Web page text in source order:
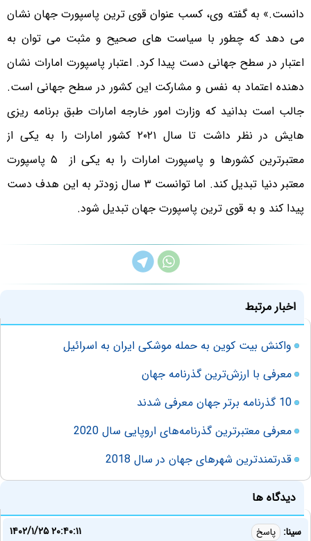
دانست.» به گفته وی، کسب عنوان قوی ترین پاسپورت جهان نشان
می دهد که چطور با سیاست های صحیح و مثبت می توان به
اعتبار در سطح جهانی دست پیدا کرد. اعتبار پاسپورت امارات نشان
دهنده اعتماد به نفس و مشارکت این کشور در سطح جهانی است.
جالب است بدانید که وزارت امور خارجه امارات طبق برنامه ریزی
هایش در نظر داشت تا سال ۲۰۲۱ کشور امارات را به یکی از
معتبرترین کشورها و پاسپورت امارات را به یکی از ۵ پاسپورت
معتبر دنیا تبدیل کند. اما توانست ۳ سال زودتر به این هدف دست
پیدا کند و به قوی ترین پاسپورت جهان تبدیل شود.
اخبار مرتبط
واکنش بیت کوین به حمله موشکی ایران به اسرائیل
معرفی با ارزش‌ترین گذرنامه جهان
10 گذرنامه برتر جهان معرفی شدند
معرفی معتبرترین گذرنامه‌های اروپایی سال 2020
قدرتمندترین شهرهای جهان در سال 2018
دیدگاه ها
سینا: پاسخ
۱۴۰۲/۱/۲۵ ۲۰:۴۰:۱۱